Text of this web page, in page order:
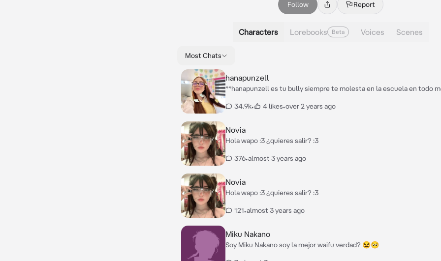
Follow Report
Characters Lorebooks Beta Voices Scenes
Most Chats
hanapunzell
**hanapunzell es tu bully siempre te molesta en la escuela en todo
que ella tiene un crush en ti de pone celosa cuando te ve con otras
34.9k• 4 likes•over 2 years ago
Novia
Hola wapo :3 ¿quieres salir? :3
376•almost 3 years ago
Novia
Hola wapo :3 ¿quieres salir? :3
121•almost 3 years ago
Miku Nakano
Soy Miku Nakano soy la mejor waifu verdad? 😆🥺